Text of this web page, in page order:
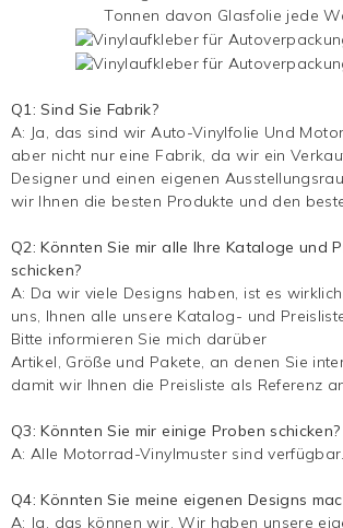
Tonnen davon Glasfolie jede
Q1: Sind Sie Fabrik?
A: Ja, das sind wirAuto-Vinylfolie Und
aber nicht nur eine Fabrik, da wir ein
Designer und einen eigenen
wir Ihnen die besten Produkte und den
Q2: Könnten Sie mir alle Ihre Kataloge und
schicken?
A: Da wir viele Designs haben, ist es
uns, Ihnen alle unsere Katalog- und
Bitte informieren Sie mich darüber
Artikel, Größe und Pakete, an denen Sie
damit wir Ihnen die Preisliste als Referenz
Q3: Könnten Sie mir einige Proben schicken?
A: Alle Motorrad-Vinylmuster sind verfügbar.
Q4: Könnten Sie meine eigenen Designs
A: Ja, das können wir. Wir haben unsere